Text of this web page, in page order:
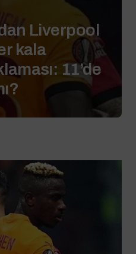
Liverpool
kala
11’de